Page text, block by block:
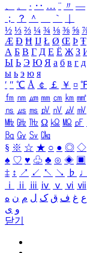
、
。 · ‥ … ¨ 〃 ―
；
？ ＾ ｀
½ ⅓ ⅔ ¼ ¾ ⅛ ⅜ ⅝
Æ Ð Ħ Ĳ Ł Ø Œ Þ Ŧ
А Б В Г Д Е Ё Ж З
Ы Ь Э Ю Я а б в г д
ы ь э ю я
′ ″ ℃ Å ￠ ￡ ￥ ¤ ℉
㎙ ㎚ ㎛ ㎜ ㎝ ㎞ ㎟
㎱ ㎲ ㎳ ㎴ ㎵ ㎶ ㎷
㎒ ㎓ ㎔ Ω ㏀ ㏁ ㎊
㏃ ㏉ ㏜ ㏆
§ ※ ☆ ★ ○ ● ◎ ◇
♠ ♡ ♥ ♧ ♣ ⊙ ◈ ▣
‡ ↕ ↗ ↙ ↖ ↘ ♭ ♩
ⅰ
ⅱ ⅲ ⅳ ⅴ ⅵ ⅶ
ع غ ف ق ک ل م ن ه
و ی
닫기